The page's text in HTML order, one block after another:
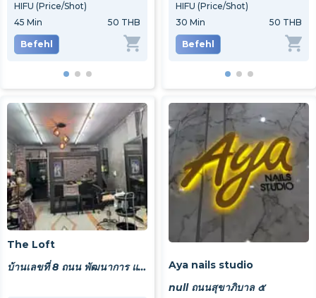
HIFU (Price/Shot)
45 Min 50 THB
Befehl
ฉีดสิว (Price/Acne)
Min 100 THB
Befehl
45
HIFU (Price/Shot)
30 Min 50 THB
Befehl
The Loft
บ้านเลขที่ 8 ถนน พัฒนาการ แขวงสวนหลวง เขตสวนกลวง กทม 10250
Aya nails studio
null ถนนสุขาภิบาล ๕